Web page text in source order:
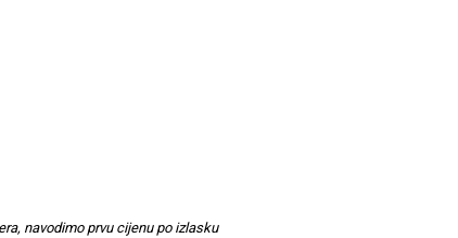
navodimo prvu cijenu po izlasku